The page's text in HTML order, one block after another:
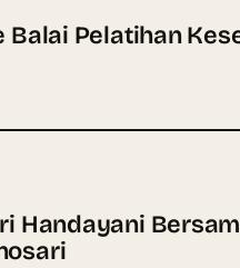
Balai Pelatihan
Handayani